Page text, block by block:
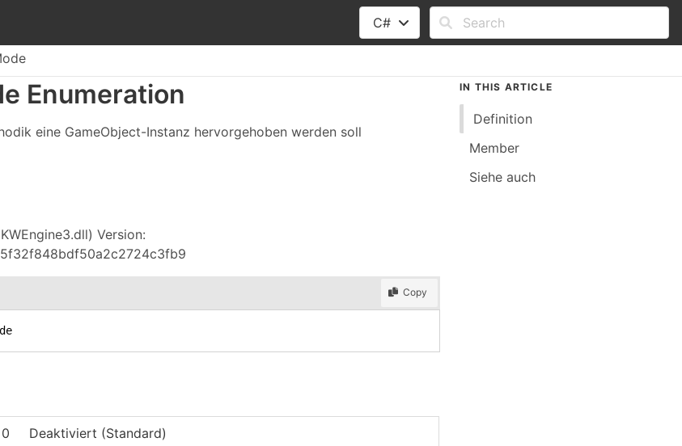
C#
Enumeration
eine GameObject-Instanz hervorgehoben werden soll
Version:
Copy
0 Deaktiviert (Standard)
IN THIS ARTICLE
Definition
Member
Siehe auch